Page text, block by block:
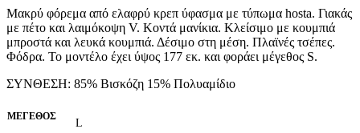
was:
€102.00.
τιμή
είναι:
€61.20.
Μακρύ φόρεμα από ελαφρύ κρεπ ύφασμα με τύπωμα hosta. Γιακάς
με πέτο και λαιμόκοψη V. Κοντά μανίκια. Κλείσιμο με κουμπιά
μπροστά και λευκά κουμπιά. Δέσιμο στη μέση. Πλαϊνές τσέπες.
Φόδρα. Το μοντέλο έχει ύψος 177 εκ. και φοράει μέγεθος S.
ΣΥΝΘΕΣΗ: 85% Βισκόζη 15% Πολυαμίδιο
ΜΈΓΕΘΟΣ
L